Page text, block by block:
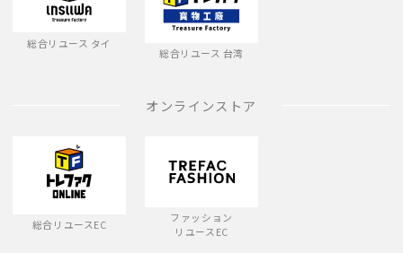
総合リユース タイ
総合リユース 台湾
オンラインストア
総合リユースEC
ファッション
リユースEC